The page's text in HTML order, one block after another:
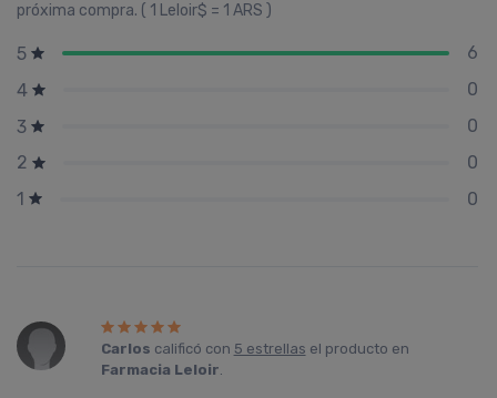
próxima compra. ( 1 Leloir$ = 1 ARS )
5
6
4
0
3
0
2
0
1
0
Carlos calificó con 5 estrellas el producto en
Farmacia Leloir.